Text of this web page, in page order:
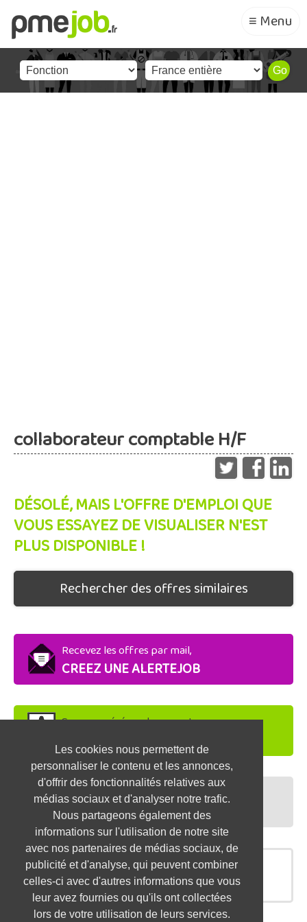
Les cookies nous permettent de
personnaliser le contenu et les annonces,
d'offrir des fonctionnalités relatives aux
médias sociaux et d'analyser notre trafic.
Nous partageons également des
informations sur l'utilisation de notre site
avec nos partenaires de médias sociaux, de
publicité et d'analyse, qui peuvent combiner
celles-ci avec d'autres informations que vous
leur avez fournies ou qu'ils ont collectées
lors de votre utilisation de leurs services.
≡ Menu
collaborateur comptable H/F
DÉSOLÉ, MAIS L'OFFRE D'EMPLOI QUE
VOUS ESSAYEZ DE VISUALISER N'EST
PLUS DISPONIBLE !
Rechercher des offres similaires
Recevez les offres par mail,
CREEZ UNE ALERTEJOB
Soyez repéré par les recruteurs,
DEPOSEZ VOTRE CV
Préparez vos entretiens,
TESTEZ-VOUS
OFFRES SIMILAIRES